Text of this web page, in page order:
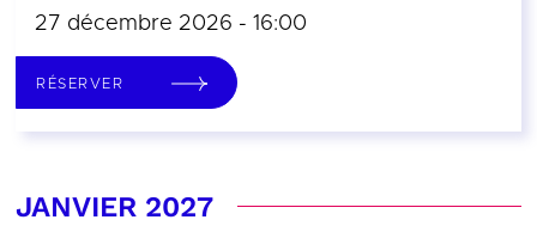
27 décembre 2026 - 16:00
RÉSERVER
JANVIER 2027